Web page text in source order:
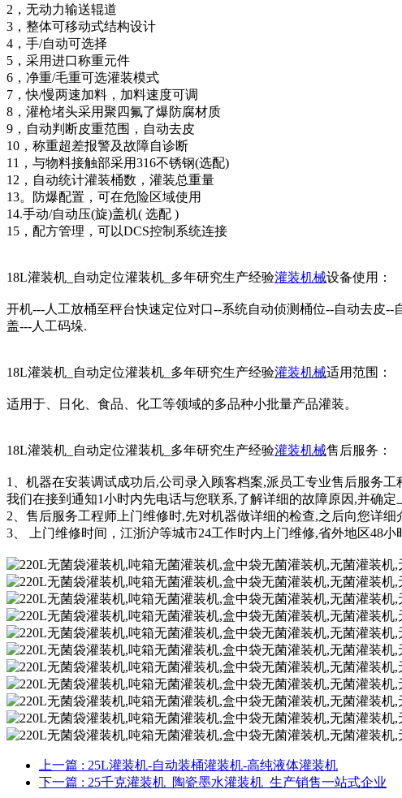
2，无动力输送辊道
3，整体可移动式结构设计
4，手/自动可选择
5，采用进口称重元件
6，净重/毛重可选灌装模式
7，快/慢两速加料，加料速度可调
8，灌枪堵头采用聚四氟了爆防腐材质
9，自动判断皮重范围，自动去皮
10，称重超差报警及故障自诊断
11，与物料接触部采用316不锈钢(选配)
12，自动统计灌装桶数，灌装总重量
13。防爆配置，可在危险区域使用
14.手动/自动压(旋)盖机( 选配 )
15，配方管理，可以DCS控制系统连接
18L灌装机_自动定位灌装机_多年研究生产经验灌装机械设备使用：
开机---人工放桶至秤台快速定位对口--系统自动侦测桶位--自动去皮
盖---人工码垛.
18L灌装机_自动定位灌装机_多年研究生产经验灌装机械适用范围：
适用于、日化、食品、化工等领域的多品种小批量产品灌装。
18L灌装机_自动定位灌装机_多年研究生产经验灌装机械售后服务：
1、机器在安装调试成功后,公司录入顾客档案,派员工专业售后服务
我们在接到通知1小时内先电话与您联系,了解详细的故障原因,并确定
2、售后服务工程师上门维修时,先对机器做详细的检查,之后向您详
3、 上门维修时间，江浙沪等城市24工作时内上门维修,省外地区48小
上一篇 : 25L灌装机-自动装桶灌装机-高纯液体灌装机
下一篇 : 25千克灌装机_陶瓷墨水灌装机_生产销售一站式企业